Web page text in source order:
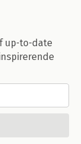
up-to-date